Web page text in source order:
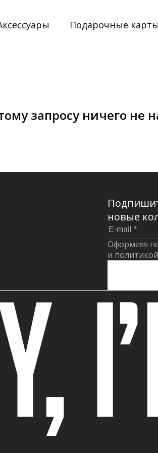
Подарочные карты
запросу ничего не
новые
Оформляя
и